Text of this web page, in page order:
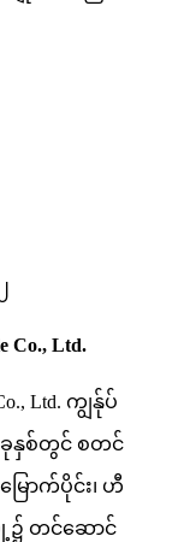
Co., Ltd.
Ltd. ကျွန်ုပ်
ခုနှစ်တွင် စတင်
ောက်ပိုင်း၊ ဟီ
ြို့၌ တင်ဆောင်